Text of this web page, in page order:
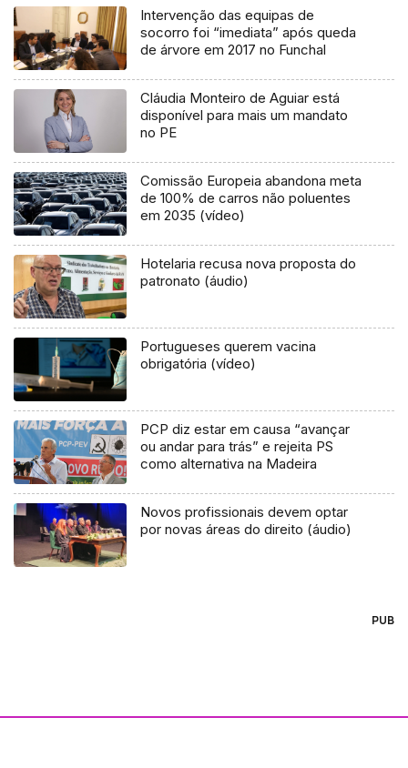
Intervenção das equipas de
socorro foi “imediata” após queda
de árvore em 2017 no Funchal
Cláudia Monteiro de Aguiar está
disponível para mais um mandato
no PE
Comissão Europeia abandona meta
de 100% de carros não poluentes
em 2035 (vídeo)
Hotelaria recusa nova proposta do
patronato (áudio)
Portugueses querem vacina
obrigatória (vídeo)
PCP diz estar em causa “avançar
ou andar para trás” e rejeita PS
como alternativa na Madeira
Novos profissionais devem optar
por novas áreas do direito (áudio)
PUB